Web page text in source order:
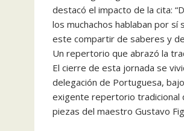
destacó el impacto de la cita:
los muchachos hablaban por
este compartir de saberes y
Un repertorio que abrazó la
El cierre de esta jornada se
delegación de Portuguesa,
exigente repertorio tradicional
piezas del maestro Gustavo